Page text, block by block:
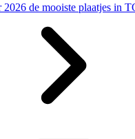
2026 de mooiste plaatjes in